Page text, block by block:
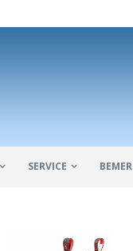
SERVICE BEMER